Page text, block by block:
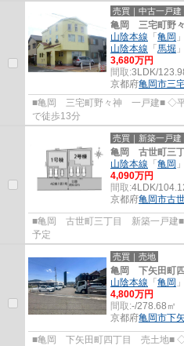
売買｜中古一戸建
亀岡 三宅町野
山陰本線 「亀岡
山陰本線 「馬堀
3,680万円
間取:3LDK/
京都府亀岡市三
■亀岡 三宅町野々神 一戸建■ ◇平
で徒歩13分
売買｜新築一戸建
亀岡 古世町三
山陰本線 「亀岡
4,090万円
間取:4LDK/
京都府亀岡市古
■亀岡 古世町三丁目 新築一戸建
予定
売買｜売地
亀岡 下矢田町
山陰本線 「亀岡
4,800万円
間取:-/278.68㎡
京都府亀岡市下
■亀岡 下矢田町四丁目 売土地■ ◇